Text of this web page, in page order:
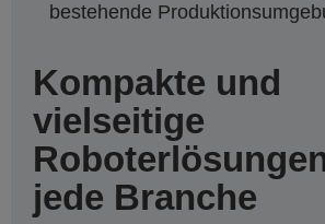
bestehende
Kompakte und
vielseitige
jede Branche